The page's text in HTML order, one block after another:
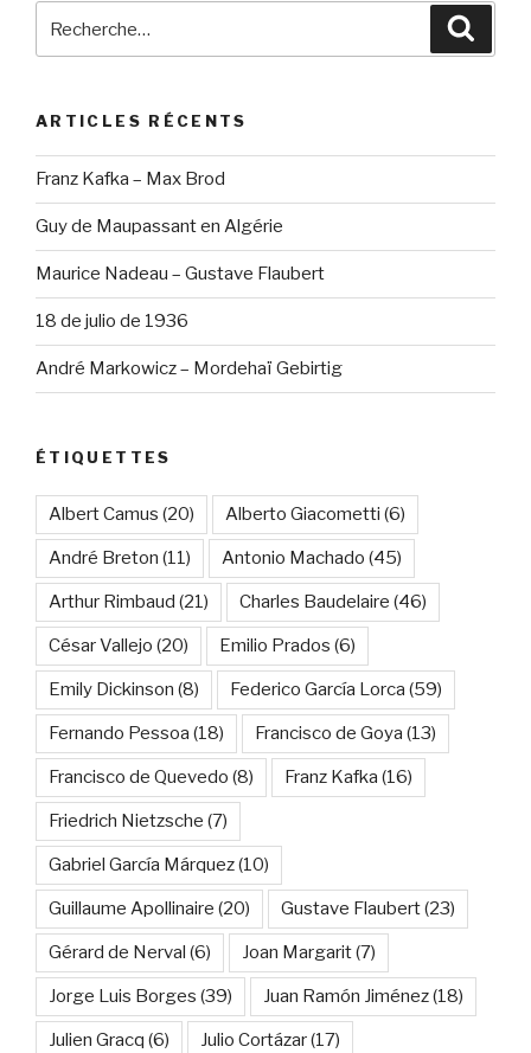
pour
ARTICLES RÉCENTS
Franz Kafka – Max Brod
Guy de Maupassant en Algérie
Maurice Nadeau – Gustave Flaubert
18 de julio de 1936
André Markowicz – Mordehaï Gebirtig
ÉTIQUETTES
Albert Camus (20) Alberto Giacometti (6)
André Breton (11) Antonio Machado (45)
Arthur Rimbaud (21) Charles Baudelaire (46)
César Vallejo (20) Emilio Prados (6)
Emily Dickinson (8) Federico García Lorca (59)
Fernando Pessoa (18) Francisco de Goya (13)
Francisco de Quevedo (8) Franz Kafka (16)
Friedrich Nietzsche (7)
Gabriel García Márquez(10)
Guillaume Apollinaire (20) Gustave Flaubert(23)
Gérard de Nerval (6) Joan Margarit(7)
Jorge Luis Borges (39) Juan Ramón Jiménez(18)
Julien Gracq (6) Julio Cortázar(17)